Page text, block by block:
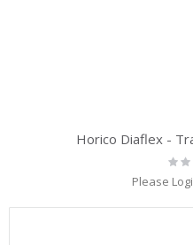
Horico Diaflex -
0%
Please